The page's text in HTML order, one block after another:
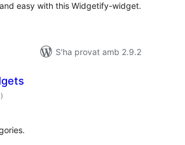
easy with this Widgetify-widget.
S'ha provat amb 2.9.2
puntuacions
totals
)